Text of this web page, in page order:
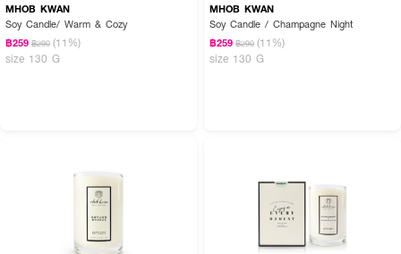
MHOB KWAN
Soy Candle/ Warm & Cozy
฿259 ฿290 (11%)
size 130 G
MHOB KWAN
Soy Candle / Champagne Night
฿259 ฿290 (11%)
size 130 G